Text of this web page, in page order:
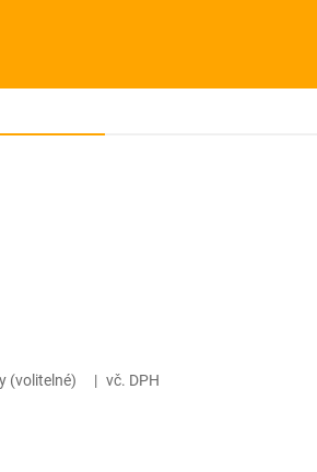
(volitelné) | vč. DPH